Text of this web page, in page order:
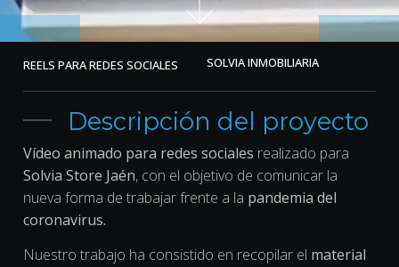
REELS PARA REDES SOCIALES SOLVIA INMOBILIARIA
Descripción del proyecto
Vídeo animado para redes sociales realizado para
Solvia Store Jaén, con el objetivo de comunicar la
nueva forma de trabajar frente a la pandemia del
coronavirus.
Nuestro trabajo ha consistido en recopilar el material